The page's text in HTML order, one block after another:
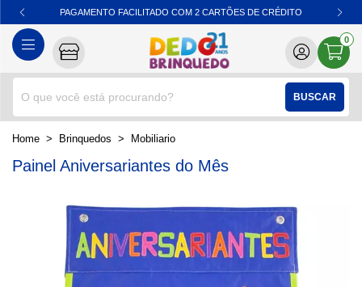
BUSCAR
0
PAGAMENTO FACILITADO COM 2 CARTÕES DE CRÉDITO
home Brinquedos mobiliario
Painel Aniversariantes do Mês